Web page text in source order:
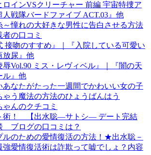
ロインVSクリーチャー 前編 宇宙特捜ア
人戦隊バードファイブ ACT.03』他
～憧れの大好きな男性に告白させる方法
者の口コミ
接吻のすすめ』｜『入院している可愛い
放尿』他
辱Vol.90 ミス・レヴィベル』｜『闇の天
ル』他
あなたがたった一週間でかわいい女の子
ゃう魔法の方法のひょうばんはう
んのクチコミ
術！ 【出水聡―サトシ― デート完結
ブログの口コミは？
ルのための愛情復活の方法！★出水聡－
強愛情復活術は詐欺って嘘でしょ？内容